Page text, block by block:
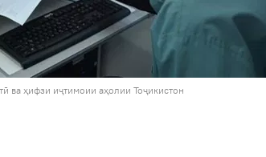
ва ҳифзи иҷтимоии аҳолии Тоҷикистон